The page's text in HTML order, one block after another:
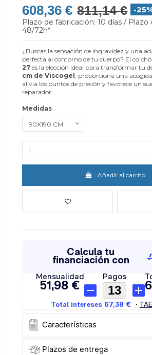
608,36 € 811,14 € -
Plazo de fabricación: 10 días / Plazo
48/72h*
¿Buscas la sensación de ingravidez y una
perfecta al contorno de tu cuerpo? El
27 es la elección ideal para transformar tu
cm de Viscogel , proporciona una
alivia los puntos de presión y favorece un
reparador.
Medidas
Añadir al carrito
Características
Plazos de entrega